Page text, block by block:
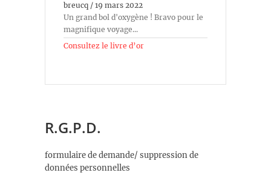
breucq / 19 mars 2022
Un grand bol d'oxygène ! Bravo pour le
magnifique voyage...
Consultez le livre d’or
R.G.P.D.
formulaire de demande/ suppression de
données personnelles